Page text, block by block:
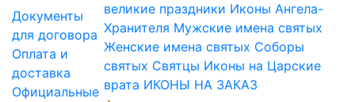
Документы
для договора
Оплата и
доставка
Официальные
великие праздники Иконы Ангела-
Хранителя Мужские имена святых
Женские имена святых Соборы
святых Святцы Иконы на Царские
врата ИКОНЫ НА ЗАКАЗ